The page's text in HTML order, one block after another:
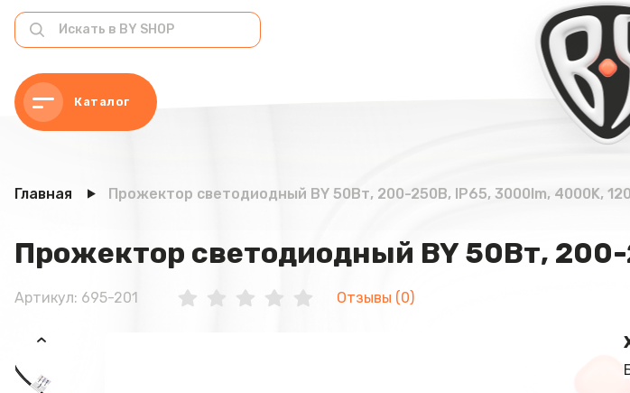
Каталог
Главная Прожектор светодиодный BY 50Вт, 200-250В, IP65, 3000lm, 4000K,
Прожектор светодиодный BY 50Вт,
Артикул: 695-201 Отзывы (0)